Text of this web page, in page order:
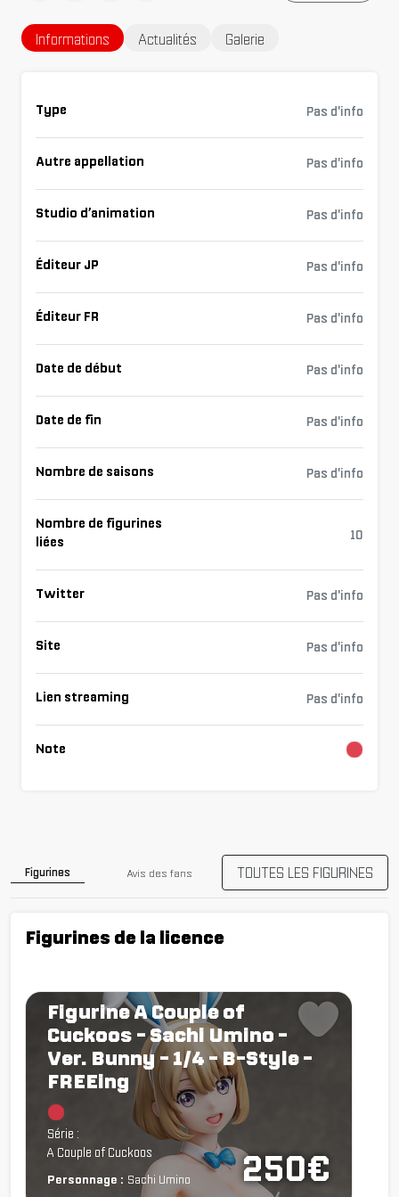
Informations Actualités Galerie
Type Pas d'info
Autre appellation Pas d'info
Studio d’animation Pas d'info
Éditeur JP Pas d'info
Éditeur FR Pas d'info
Date de début Pas d'info
Date de fin Pas d'info
Nombre de saisons Pas d'info
Nombre de figurines
liées
10
Twitter Pas d'info
Site Pas d'info
Lien streaming Pas d'info
Note
Figurines Avis des fans TOUTES LES FIGURINES
Figurines de la licence
250€
Figurine A Couple of
Cuckoos - Sachi Umino -
Ver. Bunny - 1/4 - B-Style -
FREEing
Chargement...
Série :
A Couple of Cuckoos
Personnage : Sachi Umino